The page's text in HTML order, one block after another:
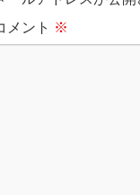
メント ※